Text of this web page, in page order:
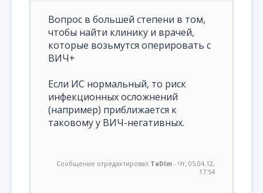
Вопрос в большей степени в том,
чтобы найти клинику и врачей,
которые возьмутся оперировать с
ВИЧ+
Если ИС нормальный, то риск
инфекционных осложнений
(например) приближается к
таковому у ВИЧ-негативных.
Сообщение отредактировал TaDIm - Чт, 05.04.12,
17:54